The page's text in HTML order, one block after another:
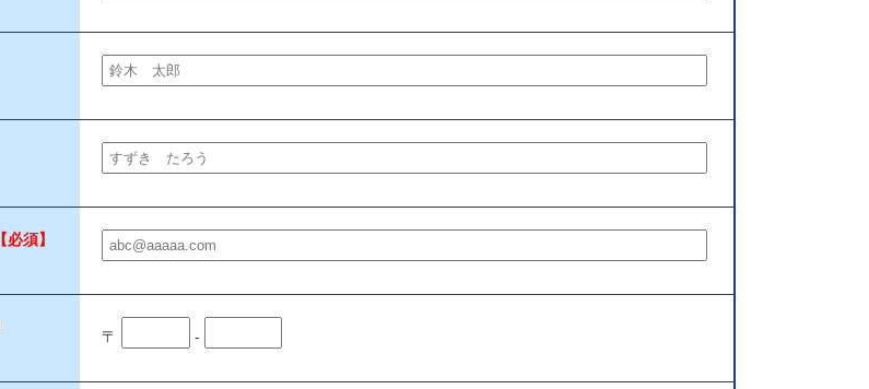
【必須】
〒 -